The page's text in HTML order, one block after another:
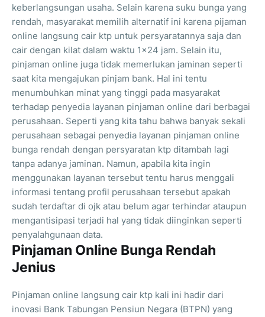
keberlangsungan usaha. Selain karena suku bunga yang
rendah, masyarakat memilih alternatif ini karena pijaman
online langsung cair ktp untuk persyaratannya saja dan
cair dengan kilat dalam waktu 1x24 jam. Selain itu,
pinjaman online juga tidak memerlukan jaminan seperti
saat kita mengajukan pinjam bank. Hal ini tentu
menumbuhkan minat yang tinggi pada masyarakat
terhadap penyedia layanan pinjaman online dari berbagai
perusahaan. Seperti yang kita tahu bahwa banyak sekali
perusahaan sebagai penyedia layanan pinjaman online
bunga rendah dengan persyaratan ktp ditambah lagi
tanpa adanya jaminan. Namun, apabila kita ingin
menggunakan layanan tersebut tentu harus menggali
informasi tentang profil perusahaan tersebut apakah
sudah terdaftar di ojk atau belum agar terhindar ataupun
mengantisipasi terjadi hal yang tidak diinginkan seperti
penyalahgunaan data.
Pinjaman Online Bunga Rendah
Jenius
Pinjaman online langsung cair ktp kali ini hadir dari
inovasi Bank Tabungan Pensiun Negara (BTPN) yang